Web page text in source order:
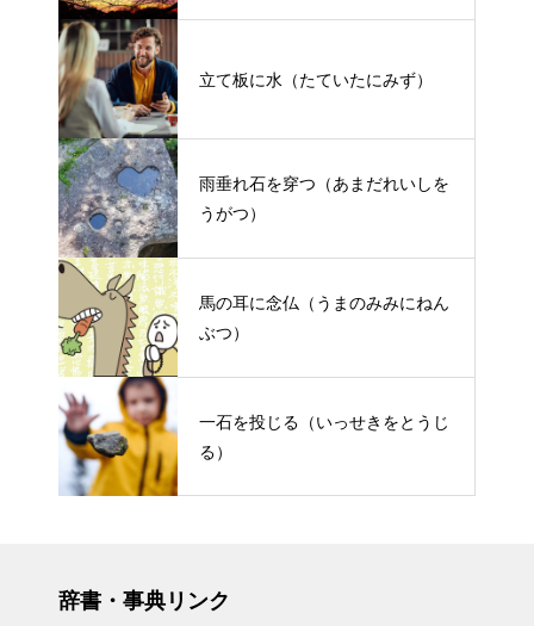
立て板に水（たていたにみず）
雨垂れ石を穿つ（あまだれいしを
うがつ）
馬の耳に念仏（うまのみみにねん
ぶつ）
一石を投じる（いっせきをとうじ
る）
辞書・事典リンク